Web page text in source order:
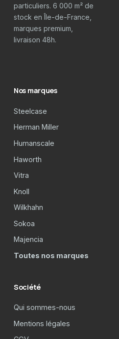
particuliers. 6 000 m² de
stock en Île-de-France,
marques premium,
livraison 48h.
Nos marques
Steelcase
Herman Miller
Humanscale
Haworth
Vitra
Knoll
Wilkhahn
Sokoa
Majencia
Toutes nos marques
Société
Qui sommes-nous
Mentions légales